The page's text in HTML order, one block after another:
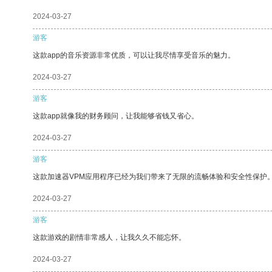
2024-03-27
游客
这款app的音乐资源非常优质，可以让我尽情享受音乐的魅力。
2024-03-27
游客
这款app就像我的财务顾问，让我能够省钱又省心。
2024-03-27
游客
这款加速器VPM应用程序已经为我们带来了无限的流畅体验和安全性保护
2024-03-27
游客
这款游戏的剧情非常感人，让我久久不能忘怀。
2024-03-27